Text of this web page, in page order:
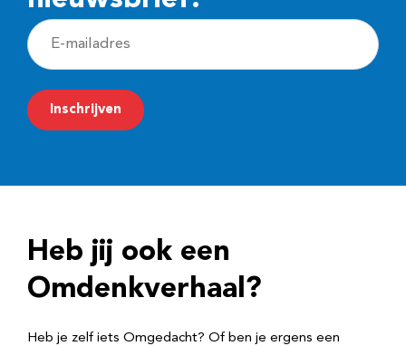
E
-
m
a
r
e
Inschrijven
Heb jij ook een
Omdenkverhaal?
Heb je zelf iets Omgedacht? Of ben je ergens een